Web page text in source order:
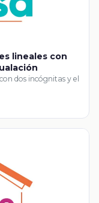
lineales con
dos incógnitas y el